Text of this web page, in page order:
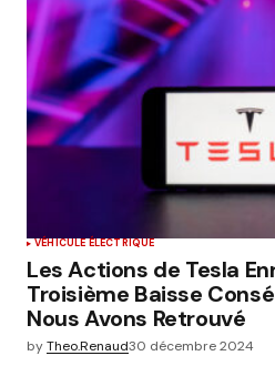
VÉHICULE ÉLECTRIQUE
Les Actions de Tesla
Troisième Baisse
Nous Avons Retrouvé
byTheo.Renaud30 décembre 2024